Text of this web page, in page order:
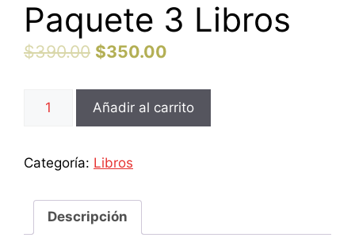
Paquete 3 Libros
$390.00 $350.00
cantidad
Añadir al carrito
Categoría: Libros
Descripción